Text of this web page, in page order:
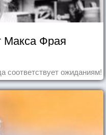
Макса Фрая
соответствует ожиданиям!